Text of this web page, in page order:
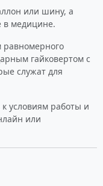
или шину, а
в медицине.
равномерного
гайковертом с
служат для
условиям работы и
или